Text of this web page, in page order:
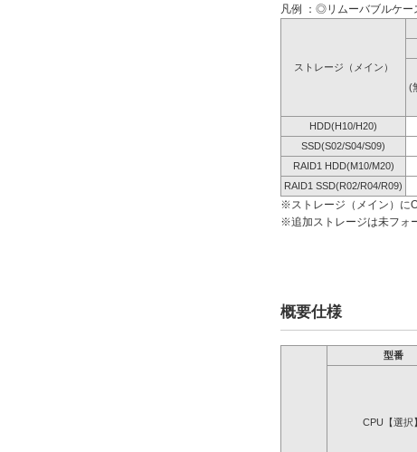
凡例 ：◎リムーバブルケー
ストレージ（メイン）
(
HDD(H10/H20)
SSD(S02/S04/S09)
RAID1 HDD(M10/M20)
RAID1 SSD(R02/R04/R09)
※ストレージ（メイン）に
※追加ストレージは未フォ
概要仕様
型番
CPU【選択】